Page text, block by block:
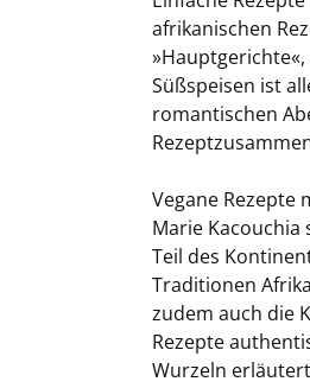
afrikanischen
Süßspeisen ist
romantischen
Vegane Rezepte
Marie Kacouchia
Teil des
Traditionen
zudem auch die
Rezepte
Wurzeln